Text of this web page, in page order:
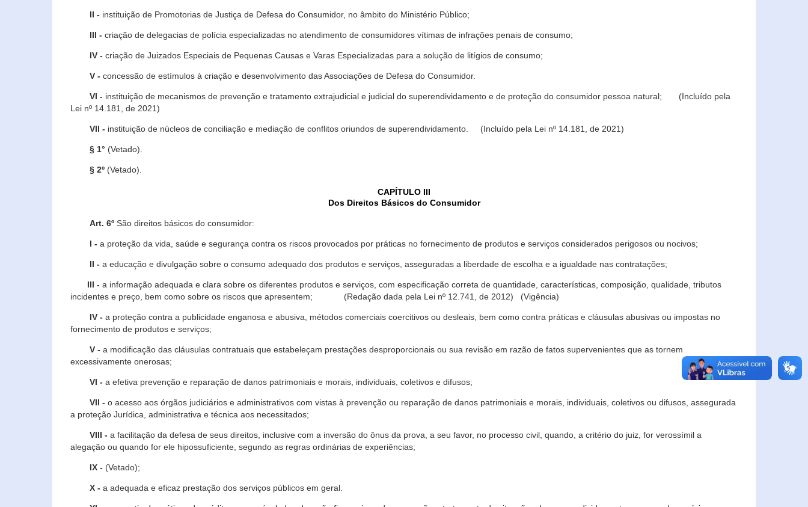
II - instituição de Promotorias de Justiça de Defesa do Consumidor, no âmbito do Ministério Público;
III - criação de delegacias de polícia especializadas no atendimento de consumidores vítimas de infrações penais de consumo;
IV - criação de Juizados Especiais de Pequenas Causas e Varas Especializadas para a solução de litígios de consumo;
V - concessão de estímulos à criação e desenvolvimento das Associações de Defesa do Consumidor.
VI - instituição de mecanismos de prevenção e tratamento extrajudicial e judicial do superendividamento e de proteção do consumidor pessoa natural; (Incluído pela
Lei nº 14.181, de 2021)
VII - instituição de núcleos de conciliação e mediação de conflitos oriundos de superendividamento. (Incluído pela Lei nº 14.181, de 2021)
§ 1° (Vetado).
§ 2º (Vetado).
CAPÍTULO III
Dos Direitos Básicos do Consumidor
Art. 6º São direitos básicos do consumidor:
I - a proteção da vida, saúde e segurança contra os riscos provocados por práticas no fornecimento de produtos e serviços considerados perigosos ou nocivos;
II - a educação e divulgação sobre o consumo adequado dos produtos e serviços, asseguradas a liberdade de escolha e a igualdade nas contratações;
III - a informação adequada e clara sobre os diferentes produtos e serviços, com especificação correta de quantidade, características, composição, qualidade, tributos
incidentes e preço, bem como sobre os riscos que apresentem; (Redação dada pela Lei nº 12.741, de 2012) (Vigência)
IV - a proteção contra a publicidade enganosa e abusiva, métodos comerciais coercitivos ou desleais, bem como contra práticas e cláusulas abusivas ou impostas no
fornecimento de produtos e serviços;
V - a modificação das cláusulas contratuais que estabeleçam prestações desproporcionais ou sua revisão em razão de fatos supervenientes que as tornem
excessivamente onerosas;
VI - a efetiva prevenção e reparação de danos patrimoniais e morais, individuais, coletivos e difusos;
VII - o acesso aos órgãos judiciários e administrativos com vistas à prevenção ou reparação de danos patrimoniais e morais, individuais, coletivos ou difusos, assegurada
a proteção Jurídica, administrativa e técnica aos necessitados;
VIII - a facilitação da defesa de seus direitos, inclusive com a inversão do ônus da prova, a seu favor, no processo civil, quando, a critério do juiz, for verossímil a
alegação ou quando for ele hipossuficiente, segundo as regras ordinárias de experiências;
IX - (Vetado);
X - a adequada e eficaz prestação dos serviços públicos em geral.